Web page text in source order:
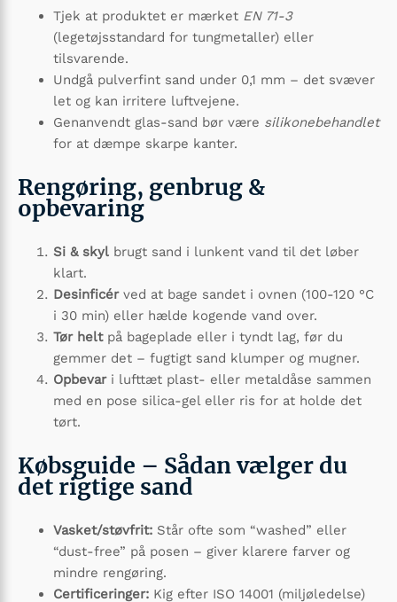
Tjek at produktet er mærket EN 71-3
(legetøjsstandard for tungmetaller) eller
tilsvarende.
Undgå pulverfint sand under 0,1 mm – det svæver
let og kan irritere luftvejene.
Genanvendt glas-sand bør være silikonebehandlet
for at dæmpe skarpe kanter.
Rengøring, genbrug &
opbevaring
Si & skyl brugt sand i lunkent vand til det løber
klart.
Desinficérved at bage sandet i ovnen (100-120 °C
i 30 min) eller hælde kogende vand over.
Tør heltpå bageplade eller i tyndt lag, før du
gemmer det – fugtigt sand klumper og mugner.
Opbevari lufttæt plast- eller metaldåse sammen
med en pose silica-gel eller ris for at holde det
tørt.
Købsguide – Sådan vælger du
det rigtige sand
Vasket/støvfrit: Står ofte som “washed” eller
“dust-free” på posen – giver klarere farver og
mindre rengøring.
Certificeringer: Kig efter ISO 14001 (miljøledelse)